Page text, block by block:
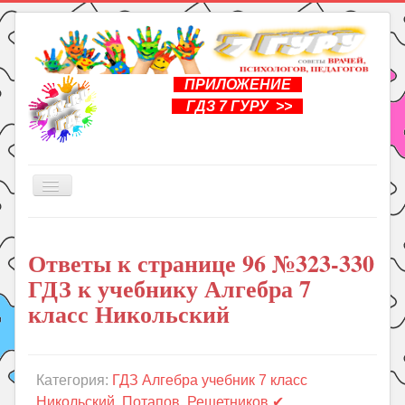
ПРИЛОЖЕНИЕ
ГДЗ 7 ГУРУ >>
Включить/
Книги
Рукоделие
Подготовка к школе
ГДЗ
Ответы к странице 96 №323-330
ГДЗ к учебнику Алгебра 7
класс Никольский
Категория: ГДЗ Алгебра учебник 7 класс
Никольский, Потапов, Решетников ✔